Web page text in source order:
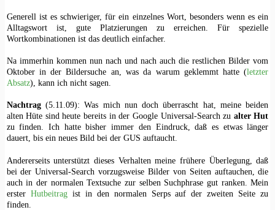
Generell ist es schwieriger, für ein einzelnes Wort, besonders wenn es ein
Alltagswort ist, gute Platzierungen zu erreichen. Für spezielle
Wortkombinationen ist das deutlich einfacher.
Na immerhin kommen nun nach und nach auch die restlichen Bilder vom
Oktober in der Bildersuche an, was da warum geklemmt hatte (letzter
Absatz), kann ich nicht sagen.
Nachtrag(5.11.09): Was mich nun doch überrascht hat, meine beiden
alten Hüte sind heute bereits in der Google Universal-Search zu alter Hut
zu finden. Ich hatte bisher immer den Eindruck, daß es etwas länger
dauert, bis ein neues Bild bei der GUS auftaucht.
Andererseits unterstützt dieses Verhalten meine frühere Überlegung, daß
bei der Universal-Search vorzugsweise Bilder von Seiten auftauchen, die
auch in der normalen Textsuche zur selben Suchphrase gut ranken. Mein
erster Hutbeitragist in den normalen Serps auf der zweiten Seite zu
finden.